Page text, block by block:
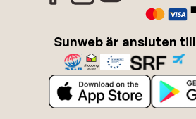
Sunweb är ansluten till